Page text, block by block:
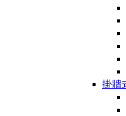
掛牆